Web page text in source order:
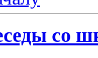
со